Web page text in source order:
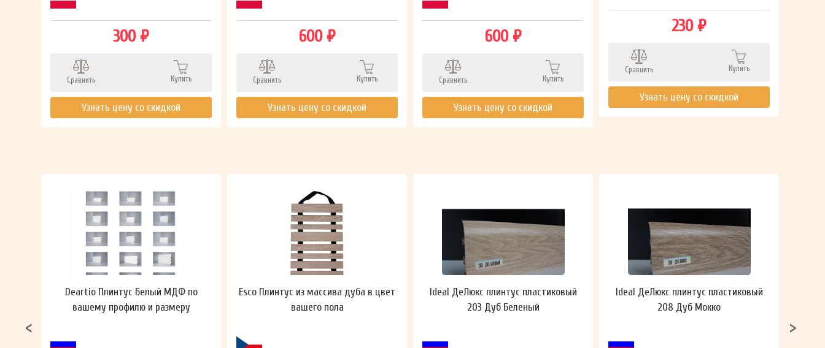
300 ₽
Сравнить Купить
Узнать цену со скидкой
600 ₽
Сравнить Купить
Узнать цену со скидкой
600 ₽
Сравнить Купить
Узнать цену со скидкой
230 ₽
Сравнить Купить
Узнать цену со скидкой
Deartio Плинтус Белый МДФ по
вашему профилю и размеру
Esco Плинтус из массива дуба в цвет
вашего пола
Ideal ДеЛюкс плинтус пластиковый
203 Дуб Беленый
Ideal ДеЛюкс плинтус пластиковый
208 Дуб Мокко